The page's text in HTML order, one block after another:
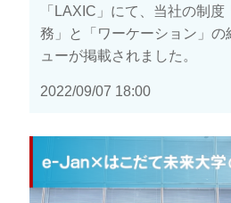
「LAXIC」にて、当社の制
務」と「ワーケーション」の
ューが掲載されました。
2022/09/07 18:00